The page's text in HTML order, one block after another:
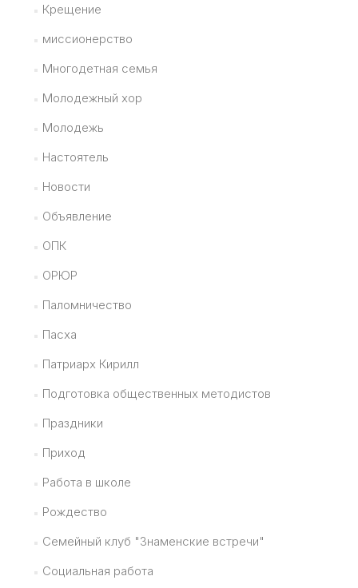
Крещение
миссионерство
Многодетная семья
Молодежный хор
Молодежь
Настоятель
Новости
Объявление
ОПК
ОРЮР
Паломничество
Пасха
Патриарх Кирилл
Подготовка общественных методистов
Праздники
Приход
Работа в школе
Рождество
Семейный клуб "Знаменские встречи"
Социальная работа